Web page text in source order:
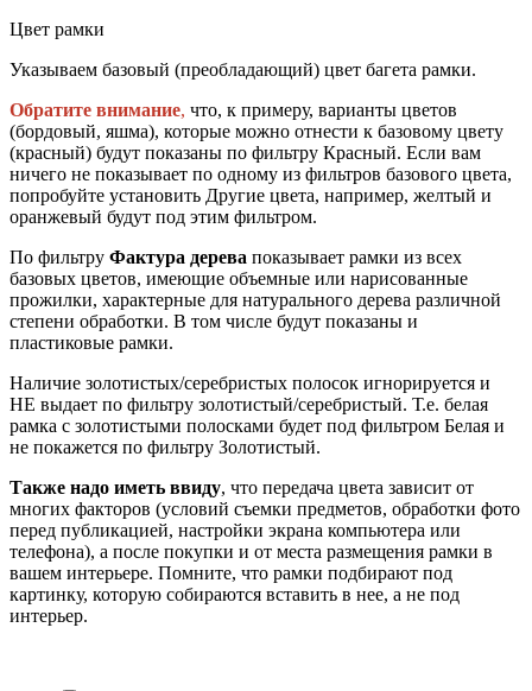
Цвет рамки
Указываем базовый (преобладающий) цвет багета рамки.
Обратите внимание, что, к примеру, варианты цветов
(бордовый, яшма), которые можно отнести к базовому цвету
(красный) будут показаны по фильтру Красный. Если вам
ничего не показывает по одному из фильтров базового цвета,
попробуйте установить Другие цвета, например, желтый и
оранжевый будут под этим фильтром.
По фильтру Фактура дерева показывает рамки из всех
базовых цветов, имеющие объемные или нарисованные
прожилки, характерные для натурального дерева различной
степени обработки. В том числе будут показаны и
пластиковые рамки.
Наличие золотистых/серебристых полосок игнорируется и
НЕ выдает по фильтру золотистый/серебристый. Т.е. белая
рамка с золотистыми полосками будет под фильтром Белая и
не покажется по фильтру Золотистый.
Также надо иметь ввиду, что передача цвета зависит от
многих факторов (условий съемки предметов, обработки фото
перед публикацией, настройки экрана компьютера или
телефона), а после покупки и от места размещения рамки в
вашем интерьере. Помните, что рамки подбирают под
картинку, которую собираются вставить в нее, а не под
интерьер.